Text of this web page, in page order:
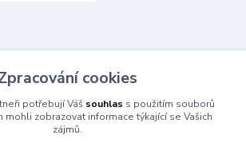
443
9,00 - 20,00 hod
cookies
potřebují Váš souhlas s použitím souborů
mohli zobrazovat informace týkající se Vašich
zájmů.